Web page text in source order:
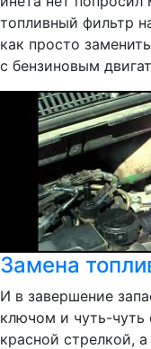
топливный фильтр
как просто
с бензиновым
Замена
И в завершение
ключом и чуть-чуть
красной стрелкой,